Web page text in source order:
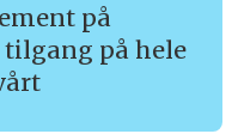
på
på hele